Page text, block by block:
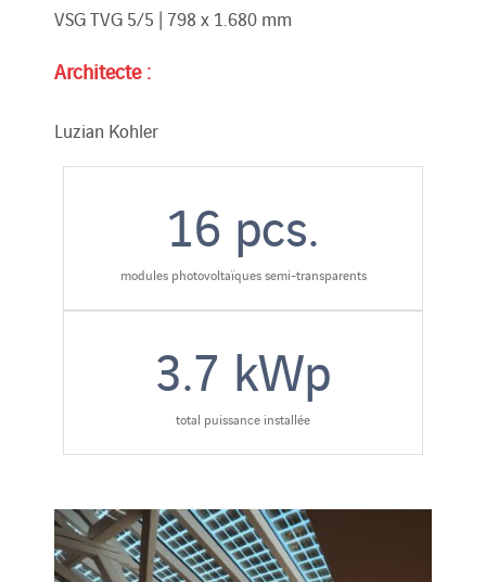
VSG TVG 5/5 | 798 x 1.680 mm
Architecte :
Luzian Kohler
16 pcs.
modules photovoltaïques semi-transparents
3.7 kWp
total puissance installée